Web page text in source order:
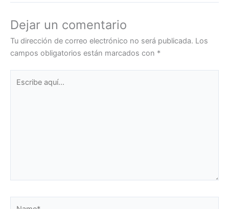
Dejar un comentario
Tu dirección de correo electrónico no será publicada. Los
campos obligatorios están marcados con *